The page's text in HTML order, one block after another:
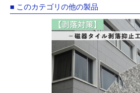
■ このカテゴリの他の製品